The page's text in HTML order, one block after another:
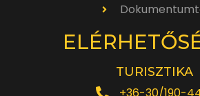
TURISZTIKA
+36-30/190-